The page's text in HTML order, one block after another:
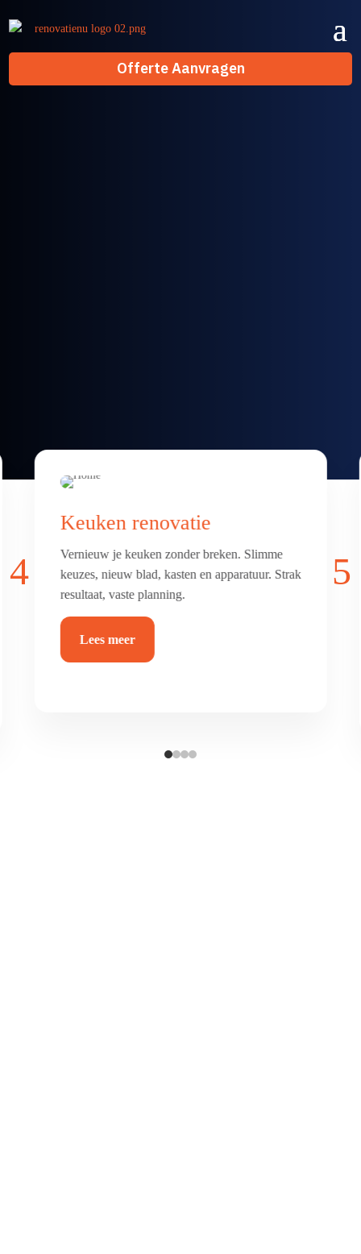
Offerte Aanvragen
Badkamer & toilet
renovatie
Frisse, comfortabele badkamer of toilet met
luxe afwerking. Alles netjes betegeld, afgekit
en waterdicht.
Lees meer
4 5